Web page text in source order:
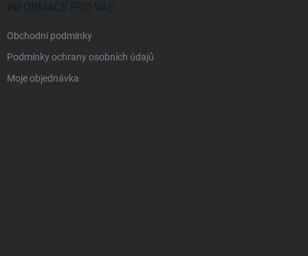
INFORMACE PRO VÁS
Obchodní podmínky
Podmínky ochrany osobních údajů
Moje objednávka